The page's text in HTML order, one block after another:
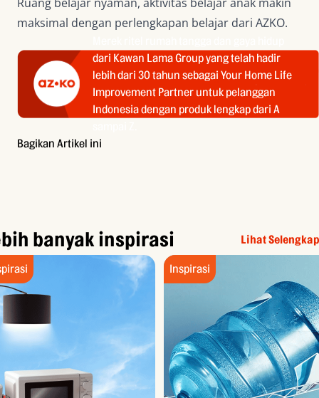
maksimal dengan perlengkapan belajar dari AZKO.
dari Kawan Lama Group yang telah hadir
lebih dari 30 tahun sebagai Your Home Life
Improvement Partner untuk pelanggan
Indonesia dengan produk lengkap dari A
Bagikan Artikel ini
banyak inspirasi Lihat
Inspirasi